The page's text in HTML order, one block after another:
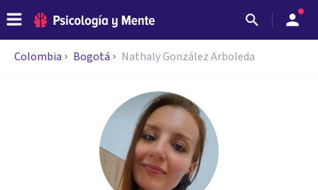
Colombia Bogotá Nathaly González Arboleda